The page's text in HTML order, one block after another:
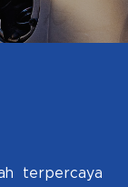
terpercaya